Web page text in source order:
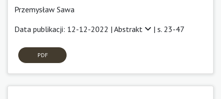
Przemysław Sawa
Data publikacji: 12-12-2022 | Abstrakt | s. 23-47
PDF